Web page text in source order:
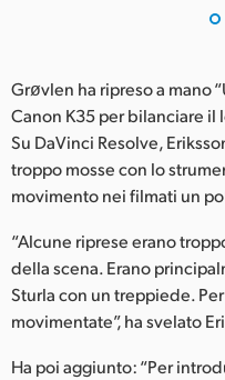
Grøvlen ha ripreso a mano
Canon K35 per bilanciare
Su DaVinci Resolve,
troppo mosse con lo
movimento nei filmati un
“Alcune riprese erano
della scena. Erano
Sturla con un treppiede.
movimentate”, ha svelato
Ha poi aggiunto: “Per